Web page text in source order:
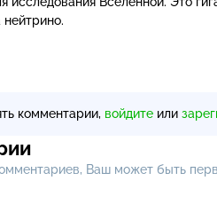
нейтрино.
комментарии, войдите или
Ваш может быть